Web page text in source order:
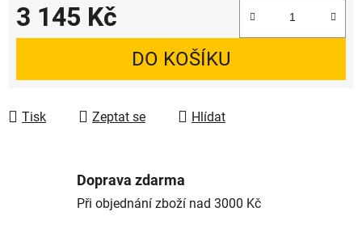
3 145 Kč
Měrná cena:
DO KOŠÍKU
Tisk Zeptat se Hlídat
Doprava zdarma
Při objednání zboží nad 3000 Kč